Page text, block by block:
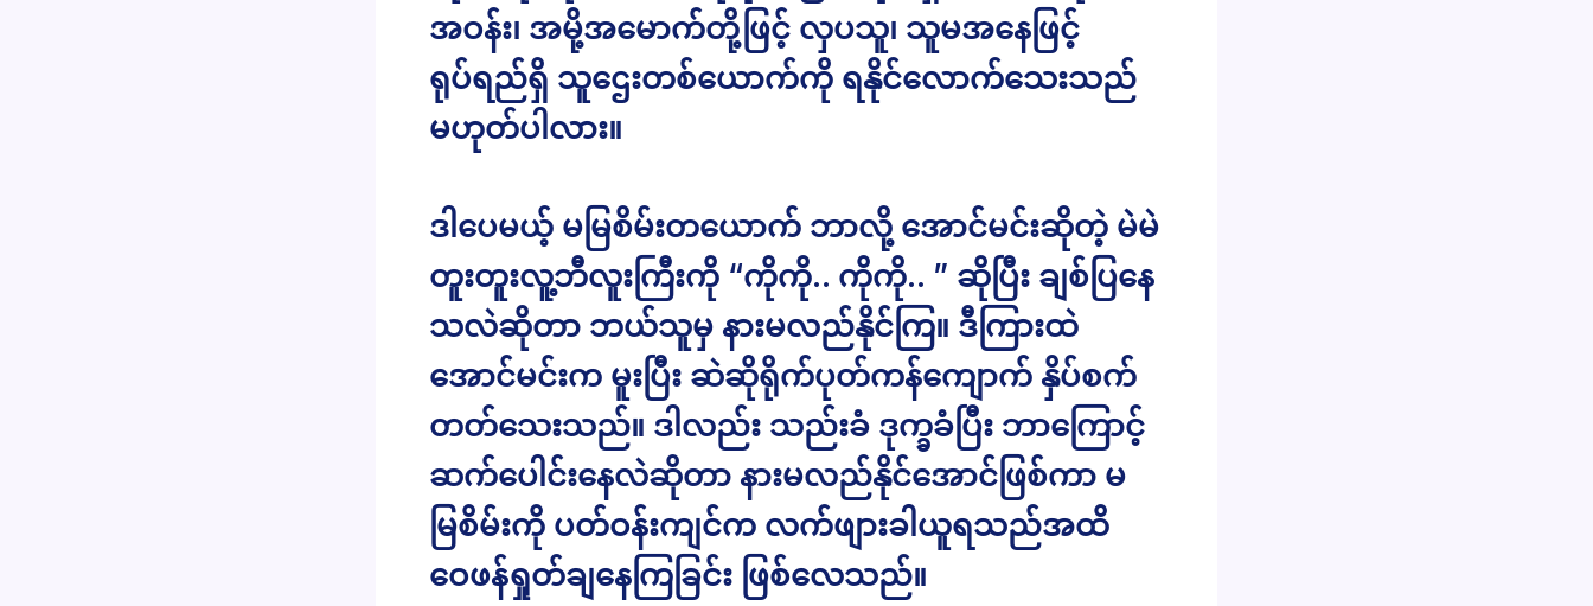
အဝန်း၊ အမို့အမောက်တို့ဖြင့် လှပသူ၊ သူမအနေဖြင့်
ရုပ်ရည်ရှိ သူဌေးတစ်ယောက်ကို ရနိုင်လောက်သေးသည်
မဟုတ်ပါလား။
ဒါပေမယ့် မမြစိမ်းတယောက် ဘာလို့ အောင်မင်းဆိုတဲ့ မဲမဲ
တူးတူးလူ့ဘီလူးကြီးကို “ကိုကို.. ကိုကို.. ” ဆိုပြီး ချစ်ပြနေ
သလဲဆိုတာ ဘယ်သူမှ နားမလည်နိုင်ကြ။ ဒီကြားထဲ
အောင်မင်းက မူးပြီး ဆဲဆိုရိုက်ပုတ်ကန်ကျောက် နှိပ်စက်
တတ်သေးသည်။ ဒါလည်း သည်းခံ ဒုက္ခခံပြီး ဘာကြောင့်
ဆက်ပေါင်းနေလဲဆိုတာ နားမလည်နိုင်အောင်ဖြစ်ကာ မ
မြစိမ်းကို ပတ်ဝန်းကျင်က လက်ဖျားခါယူရသည်အထိ
ဝေဖန်ရှုတ်ချနေကြခြင်း ဖြစ်လေသည်။